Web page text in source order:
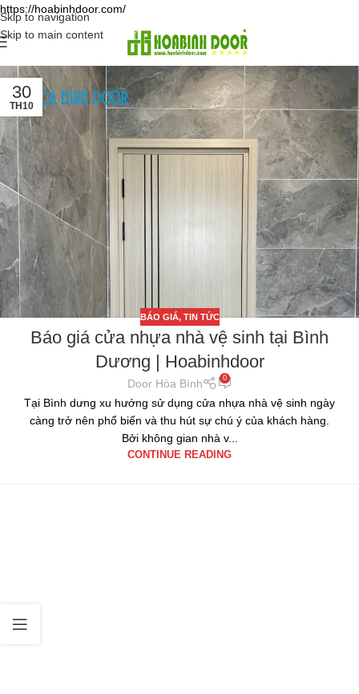
https://hoabinhdoor.com/
Skip to navigation
Skip to main content
30
TH10
BÁO GIÁ, TIN TỨC
Báo giá cửa nhựa nhà vệ sinh tại Bình
Dương | Hoabinhdoor
Door Hòa Bình 0
Tại Bình dưng xu hướng sử dụng cửa nhựa nhà vệ sinh ngày
càng trở nên phổ biến và thu hút sự chú ý của khách hàng.
Bởi không gian nhà v...
CONTINUE READING